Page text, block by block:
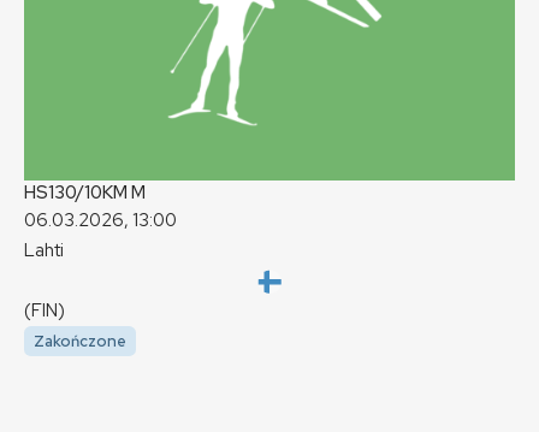
HS130/10KM M
06.03.2026, 13:00
Lahti
(FIN)
Zakończone